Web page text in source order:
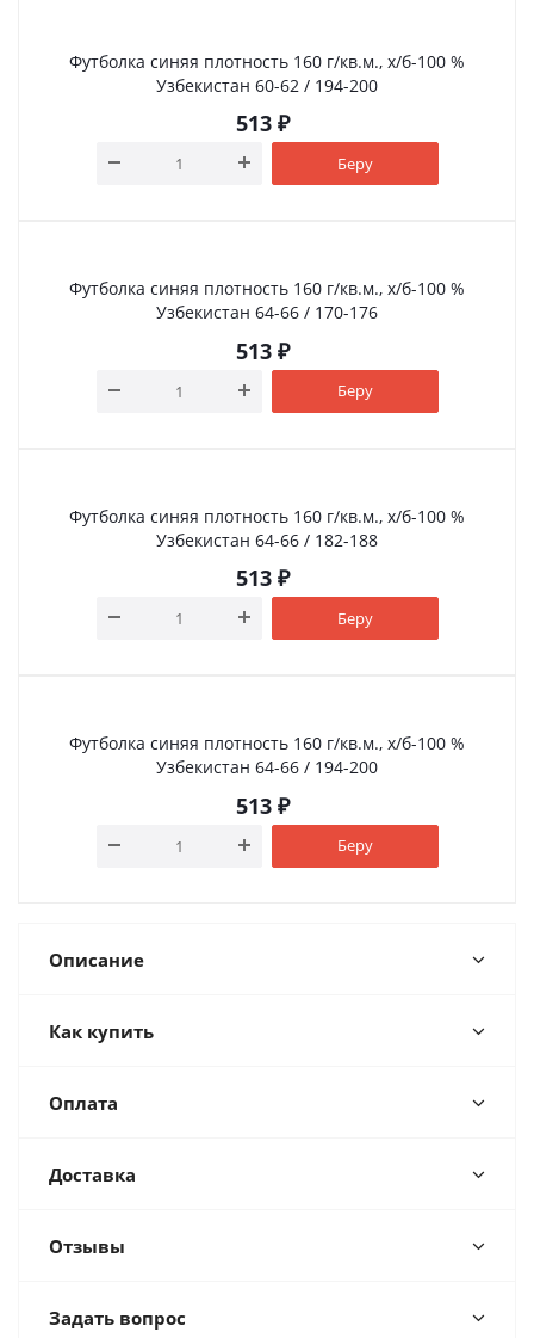
Футболка синяя плотность 160 г/кв.м., х/б-100 %
Узбекистан 60-62 / 194-200
513 ₽
Беру
Футболка синяя плотность 160 г/кв.м., х/б-100 %
Узбекистан 64-66 / 170-176
513 ₽
Беру
Футболка синяя плотность 160 г/кв.м., х/б-100 %
Узбекистан 64-66 / 182-188
513 ₽
Беру
Футболка синяя плотность 160 г/кв.м., х/б-100 %
Узбекистан 64-66 / 194-200
513 ₽
Беру
Описание
Как купить
Оплата
Доставка
Отзывы
Задать вопрос